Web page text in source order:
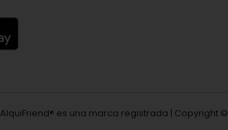
AlquiFriend® es una marca registrada | Copyright ©